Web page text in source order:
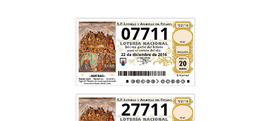
07711
27711